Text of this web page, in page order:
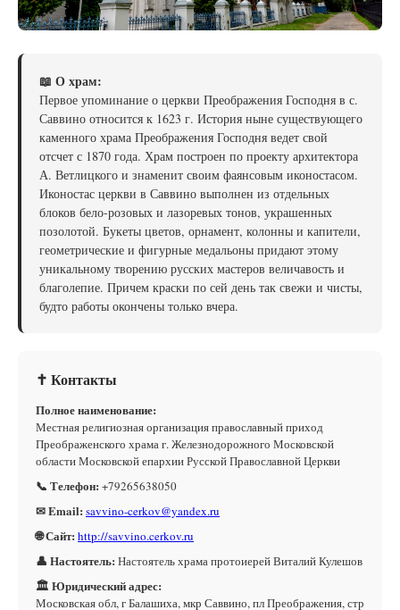
📖 О храм:
Первое упоминание о церкви Преображения Господня в с.
Саввино относится к 1623 г. История ныне существующего
каменного храма Преображения Господня ведет свой
отсчет с 1870 года. Храм построен по проекту архитектора
А. Ветлицкого и знаменит своим фаянсовым иконостасом.
Иконостас церкви в Саввино выполнен из отдельных
блоков бело-розовых и лазоревых тонов, украшенных
позолотой. Букеты цветов, орнамент, колонны и капители,
геометрические и фигурные медальоны придают этому
уникальному творению русских мастеров величавость и
благолепие. Причем краски по сей день так свежи и чисты,
будто работы окончены только вчера.
✝ Контакты
Полное наименование:
Местная религиозная организация православный приход
Преображенского храма г. Железнодорожного Московской
области Московской епархии Русской Православной Церкви
📞 Телефон: +79265638050
✉ Email: savvino-cerkov@yandex.ru
🌐 Сайт: http://savvino.cerkov.ru
👤 Настоятель: Настоятель храма протоиерей Виталий Кулешов
🏛 Юридический адрес:
Московская обл, г Балашиха, мкр Саввино, пл Преображения, стр